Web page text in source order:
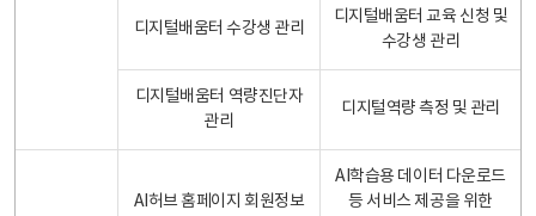
디지털배움터 수강생 관리
디지털배움터 교육 신청 및
수강생 관리
디지털배움터 역량진단자
관리
디지털역량 측정 및 관리
AI허브 홈페이지 회원정보
AI학습용 데이터 다운로드
등 서비스 제공을 위한